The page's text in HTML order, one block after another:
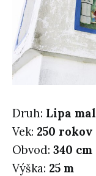
Druh: Lipa
Vek: 250 rokov
Obvod: 340 cm
Výška: 25 m